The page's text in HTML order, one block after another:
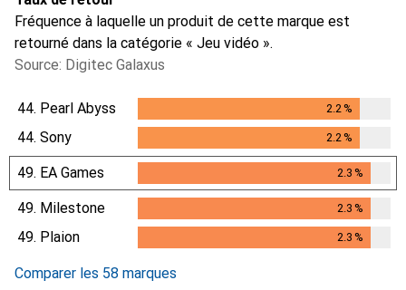
Fréquence à laquelle un produit de cette marque est
retourné dans la catégorie « Jeu vidéo ».
Source: Digitec Galaxus
44. Pearl Abyss 2.2%
2.2%
44. Sony 2.2%
2.2%
49. EA Games 2.3 %
2.3%
49. Milestone 2.3 %
2.3%
49. Plaion 2.3 %
Comparer les 58 marques